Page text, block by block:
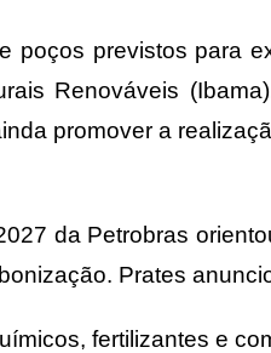
poços previstos para
Renováveis
promover a
da Petrobras
Prates
fertilizantes e